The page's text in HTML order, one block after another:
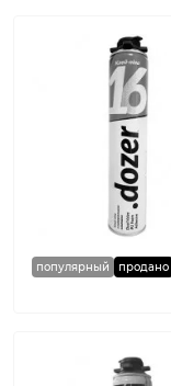
популярный продано